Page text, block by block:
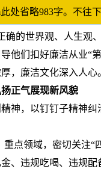
处省略983字。不
确的世界观、人生观
他们扣好廉洁从业“
，廉洁文化深入人心
正气展现新风貌
神，以钉钉子精神
重点领域，密切关注“
、违规吃喝、违规配